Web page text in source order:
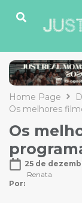
Home Page
Os melhores
Os
25 de
Por:
Renata